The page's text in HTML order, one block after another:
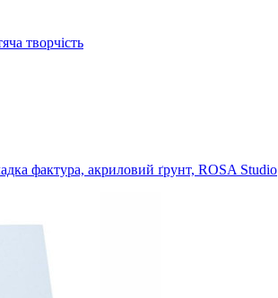
творчість
фактура, акриловий ґрунт, ROSA Studio